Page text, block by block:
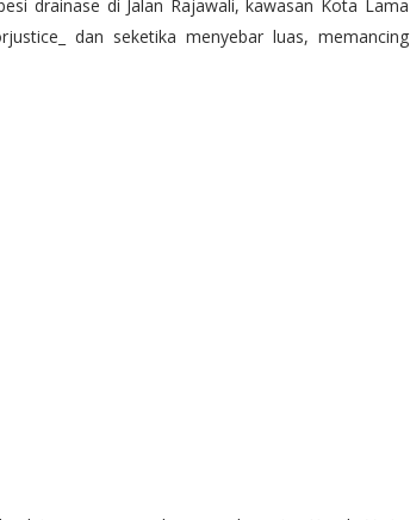
drainase di Jalan Rajawali, kawasan Kota Lama
dan seketika menyebar luas, memancing